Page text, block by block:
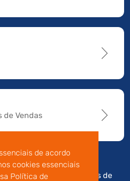
de acordo
cookies essenciais
Política de
de Vendas
Termos de
Código de